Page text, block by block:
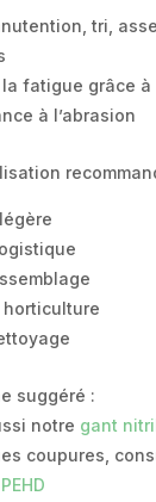
tri,
fatigue grâce
à l’abrasion
suggéré :
notre gant
coupures,